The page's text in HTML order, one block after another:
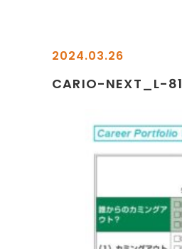
2024.03.26
CARIO-NEXT_L-81